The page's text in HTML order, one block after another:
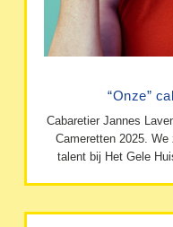
“Onze”
Cabaretier Jannes
Cameretten 2025.
talent bij Het Gele